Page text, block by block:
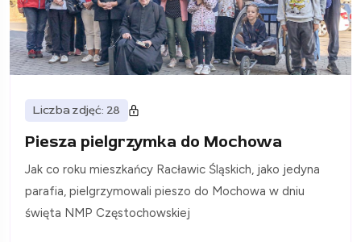
Liczba zdjęć: 28
Piesza pielgrzymka do Mochowa
Jak co roku mieszkańcy Racławic Śląskich, jako jedyna
parafia, pielgrzymowali pieszo do Mochowa w dniu
święta NMP Częstochowskiej